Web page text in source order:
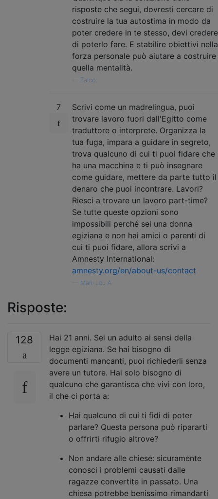
risposte che segui, dovresti cercare di
costruire la tua autostima in modo da
poter credere in te stesso, devi credere
di poterlo fare. E stabilire obiettivi nella
forza personale può aiutare a costruire
quella mentalità.
Falco,
7
Scrivi come un madrelingua, puoi
trovare lavoro fuori dall'Egitto come
traduttore o interprete. Organizza la
tua fuga, impara a guidare in segreto,
trova qualcuno di cui ti puoi fidare che
ha una macchina e ti può insegnare
come guidare, mettere da parte tutto il
denaro che puoi incontrare. Lavori?
Riesci a trovare un lavoro part-time?
Se tutte queste opzioni sono
impossibili perché sei una donna
egiziana e non hai amici o parenti di
cui ti puoi fidare, allora scrivi a
Amnesty International:
amnesty.org/en/about-us/contact
Mari-Lou A
Risposte:
128
Hai 21 anni. Sei un adulto ai sensi della
legge egiziana. Se hai bisogno di
documenti mancanti, puoi richiederli senza
avere un tutore. Hai solo bisogno di
qualcuno che garantisca che vivi con loro,
il che ci porta a:
Hai qualcuno di cui ti fidi di poter
parlare? Questa persona può ripararti
o offrirti rifugio altrove?
Non andare alle chiese: sicuramente
conosci i problemi causati dalle
ragazze convertite in passato. Una
chiesa potrebbe benissimo rimandarti